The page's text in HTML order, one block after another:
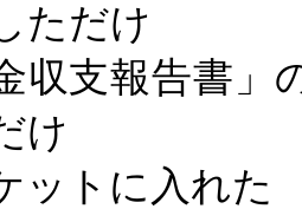
ただけ
収支報告書」
け
ットに入れた